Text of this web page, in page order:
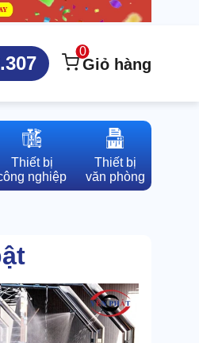
0
Giỏ hàng
Thiết bị
nghiệp
Thiết bị
văn phòng